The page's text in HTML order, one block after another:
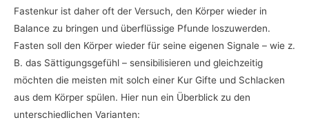
Fastenkur ist daher oft der Versuch, den Körper wieder in
Balance zu bringen und überflüssige Pfunde loszuwerden.
Fasten soll den Körper wieder für seine eigenen Signale – wie z.
B. das Sättigungsgefühl – sensibilisieren und gleichzeitig
möchten die meisten mit solch einer Kur Gifte und Schlacken
aus dem Körper spülen. Hier nun ein Überblick zu den
unterschiedlichen Varianten: